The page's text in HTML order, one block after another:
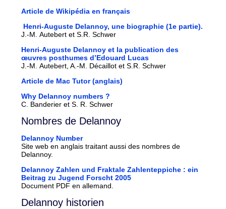
Article de Wikipédia en français
Henri-Auguste Delannoy, une biographie (1e partie).
J.-M. Autebert et S.R. Schwer
Henri-Auguste Delannoy et la publication des
œuvres posthumes d’Edouard Lucas
J.-M. Autebert , A.-M. Décaillot et S.R. Schwer
Article de Mac Tutor (anglais)
Why Delannoy numbers ?
C. Banderier et S. R. Schwer
Nombres de Delannoy
Delannoy Number
Site web en anglais traitant aussi des nombres de
Delannoy.
Delannoy Zahlen und Fraktale Zahlenteppiche : ein
Beitrag zu Jugend Forscht 2005
Document PDF en allemand.
Delannoy historien